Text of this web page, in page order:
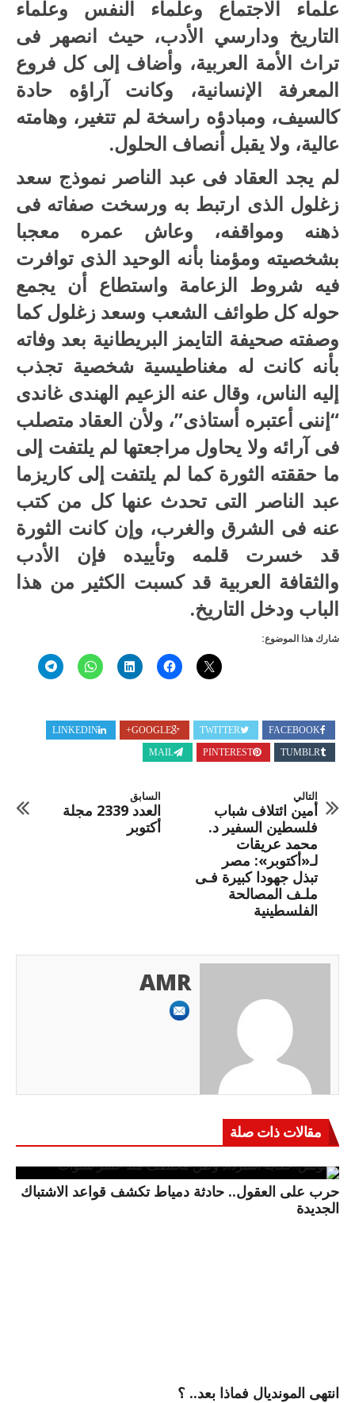
علماء الاجتماع وعلماء النفس وعلماء
التاريخ ودارسي الأدب، حيث انصهر فى
تراث الأمة العربية، وأضاف إلى كل فروع
المعرفة الإنسانية، وكانت آراؤه حادة
كالسيف، ومبادؤه راسخة لم تتغير، وهامته
عالية، ولا يقبل أنصاف الحلول.
لم يجد العقاد فى عبد الناصر نموذج سعد
زغلول الذى ارتبط به ورسخت صفاته فى
ذهنه ومواقفه، وعاش عمره معجبا
بشخصيته ومؤمنا بأنه الوحيد الذى توافرت
فيه شروط الزعامة واستطاع أن يجمع
حوله كل طوائف الشعب وسعد زغلول كما
وصفته صحيفة التايمز البريطانية بعد وفاته
بأنه كانت له مغناطيسية شخصية تجذب
إليه الناس، وقال عنه الزعيم الهندى غاندى
“إننى أعتبره أستاذى”، ولأن العقاد متصلب
فى آرائه ولا يحاول مراجعتها لم يلتفت إلى
ما حققته الثورة كما لم يلتفت إلى كاريزما
عبد الناصر التى تحدث عنها كل من كتب
عنه فى الشرق والغرب، وإن كانت الثورة
قد خسرت قلمه وتأييده فإن الأدب
والثقافة العربية قد كسبت الكثير من هذا
الباب ودخل التاريخ.
شارك هذا الموضوع:
FACEBOOK
TWITTER
GOOGLE+
LINKEDIN
TUMBLR
PINTEREST
MAIL
السابق
العدد 2339 مجلة
أكتوبر
التالي
أمين ائتلاف شباب
فلسطين السفير د.
محمد عريقات
لـ«أكتوبر»: مصر
تبذل جهودا كبيرة فـى
ملـف المصالحة
الفلسطينية
AMR
مقالات ذات صلة
حرب على العقول.. حادثة دمياط تكشف قواعد الاشتباك
الجديدة
انتهى المونديال فماذا بعد.. ؟